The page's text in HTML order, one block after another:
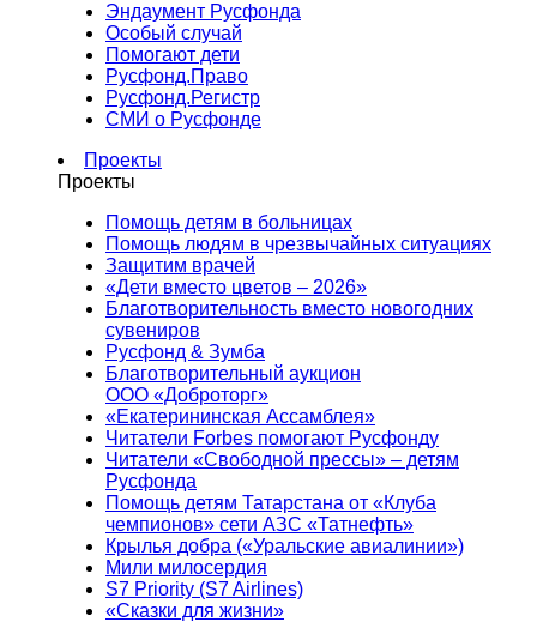
Эндаумент Русфонда
Особый случай
Помогают дети
Русфонд.Право
Русфонд.Регистр
СМИ о Русфонде
Проекты
Проекты
Помощь детям в больницах
Помощь людям в чрезвычайных ситуациях
Защитим врачей
«Дети вместо цветов – 2026»
Благотворительность вместо новогодних
сувениров
Русфонд & Зумба
Благотворительный аукцион
ООО «Доброторг»
«Екатерининская Ассамблея»
Читатели Forbes помогают Русфонду
Читатели «Свободной прессы» – детям
Русфонда
Помощь детям Татарстана от «Клуба
чемпионов» сети АЗС «Татнефть»
Крылья добра («Уральские авиалинии»)
Мили милосердия
S7 Priority (S7 Airlines)
«Сказки для жизни»